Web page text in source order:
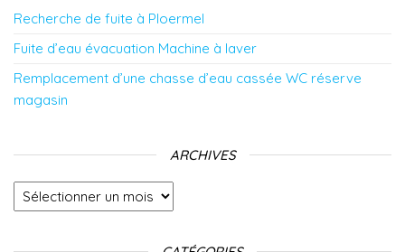
Recherche de fuite à Ploermel
Fuite d’eau évacuation Machine à laver
Remplacement d’une chasse d’eau cassée WC réserve
magasin
ARCHIVES
Archives